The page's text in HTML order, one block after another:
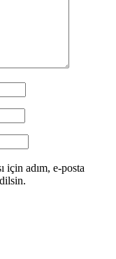
için adım, e-posta